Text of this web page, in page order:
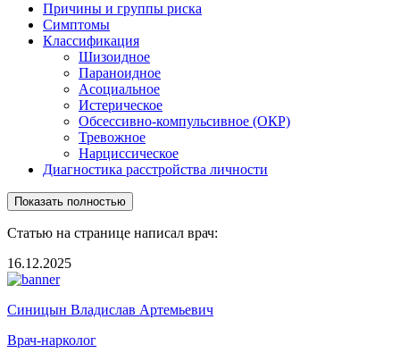
Причины и группы риска
Симптомы
Классификация
Шизоидное
Параноидное
Асоциальное
Истерическое
Обсессивно-компульсивное (ОКР)
Тревожное
Нарциссическое
Диагностика расстройства личности
Показать полностью
Статью на странице написал врач:
16.12.2025
Синицын Владислав Артемьевич
Врач-нарколог